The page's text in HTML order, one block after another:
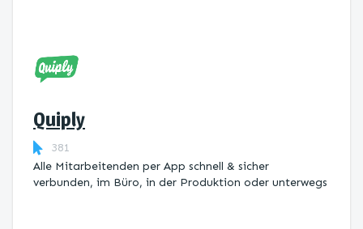
Quiply
381
Alle Mitarbeitenden per App schnell & sicher
verbunden, im Büro, in der Produktion oder unterwegs